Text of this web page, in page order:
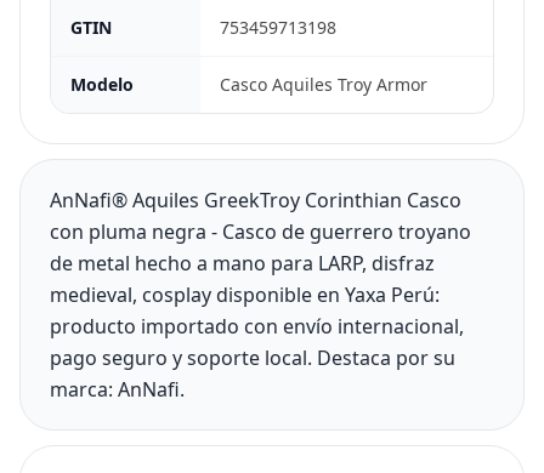
GTIN 753459713198
Modelo Casco Aquiles Troy Armor
AnNafi® Aquiles GreekTroy Corinthian Casco
con pluma negra - Casco de guerrero troyano
de metal hecho a mano para LARP, disfraz
medieval, cosplay disponible en Yaxa Perú:
producto importado con envío internacional,
pago seguro y soporte local. Destaca por su
marca: AnNafi.